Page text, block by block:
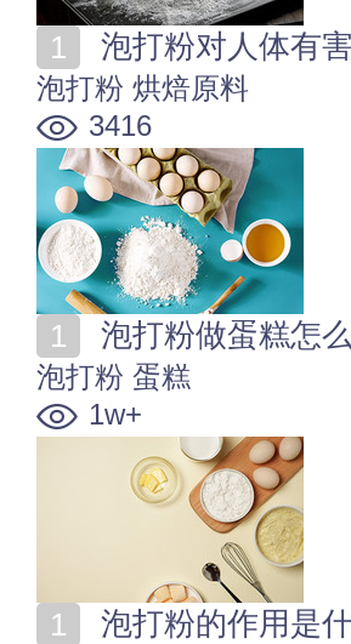
泡打粉对人体有
泡打粉 烘焙原料
3416
泡打粉做蛋糕怎
泡打粉 蛋糕
1w+
泡打粉的作用是